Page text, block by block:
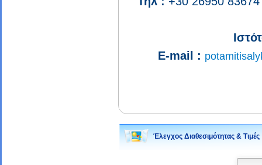
E-mail :
Έλεγχος Διαθεσιμότητας & Τιμές